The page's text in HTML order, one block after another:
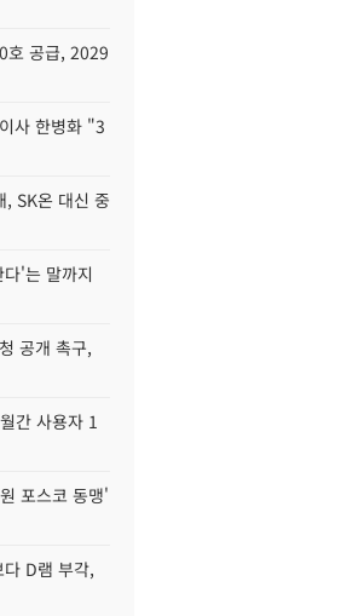
호 공급, 2029
사 한병화 "3
SK온 대신 중
'는 말까지
공개 촉구,
간 사용자 1
포스코 동맹'
D램 부각,